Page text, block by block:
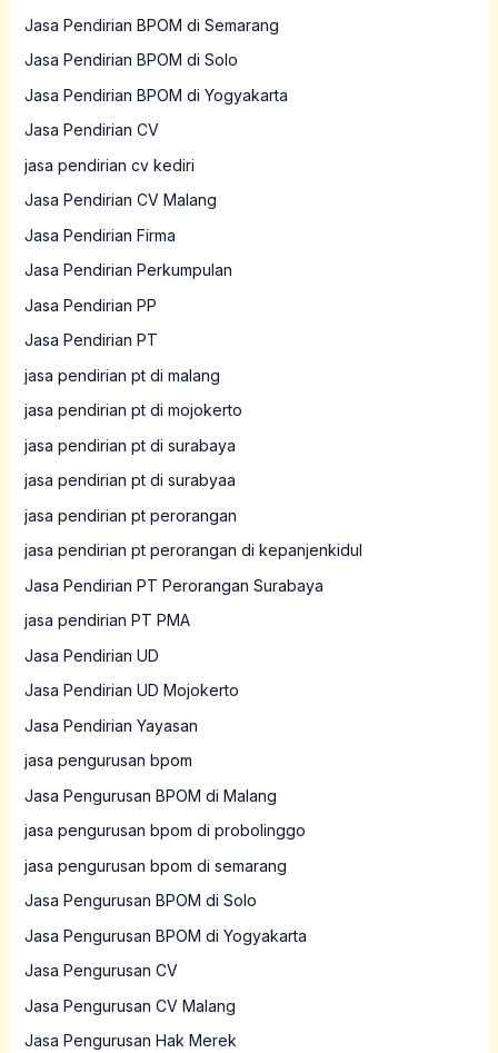
Jasa Pendirian BPOM di Semarang
Jasa Pendirian BPOM di Solo
Jasa Pendirian BPOM di Yogyakarta
Jasa Pendirian CV
jasa pendirian cv kediri
Jasa Pendirian CV Malang
Jasa Pendirian Firma
Jasa Pendirian Perkumpulan
Jasa Pendirian PP
Jasa Pendirian PT
jasa pendirian pt di malang
jasa pendirian pt di mojokerto
jasa pendirian pt di surabaya
jasa pendirian pt di surabyaa
jasa pendirian pt perorangan
jasa pendirian pt perorangan di kepanjenkidul
Jasa Pendirian PT Perorangan Surabaya
jasa pendirian PT PMA
Jasa Pendirian UD
Jasa Pendirian UD Mojokerto
Jasa Pendirian Yayasan
jasa pengurusan bpom
Jasa Pengurusan BPOM di Malang
jasa pengurusan bpom di probolinggo
jasa pengurusan bpom di semarang
Jasa Pengurusan BPOM di Solo
Jasa Pengurusan BPOM di Yogyakarta
Jasa Pengurusan CV
Jasa Pengurusan CV Malang
Jasa Pengurusan Hak Merek